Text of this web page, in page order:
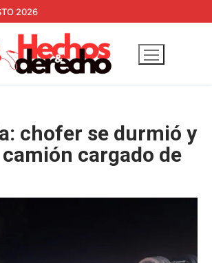
2026
chofer se durmió y
cargado de